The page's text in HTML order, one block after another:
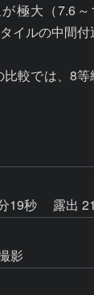
極大（7.6～
イルの中間付
較では、8
19秒
露出
影